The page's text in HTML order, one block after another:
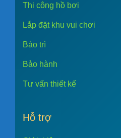
Thi công hồ bơi
Lắp đặt khu vui chơi
Bảo trì
Bảo hành
Tư vấn thiết kế
Hỗ trợ